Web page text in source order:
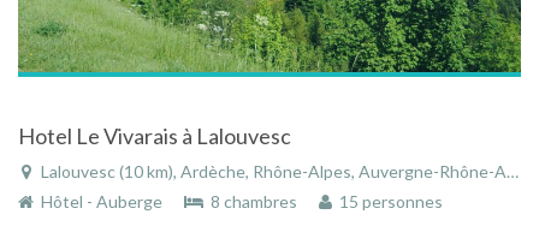
Hotel Le Vivarais à Lalouvesc
Lalouvesc (10 km), Ardèche, Rhône-Alpes, Auvergne-Rhône-Alpes, France
Hôtel - Auberge
8 chambres 15 personnes